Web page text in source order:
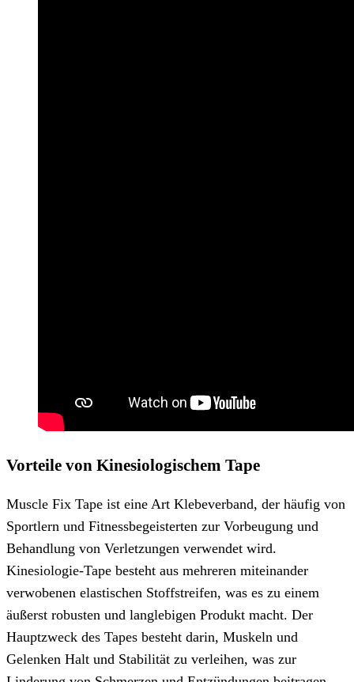
Vorteile von Kinesiologischem Tape
Muscle Fix Tape ist eine Art Klebeverband, der häufig von
Sportlern und Fitnessbegeisterten zur Vorbeugung und
Behandlung von Verletzungen verwendet wird.
Kinesiologie-Tape besteht aus mehreren miteinander
verwobenen elastischen Stoffstreifen, was es zu einem
äußerst robusten und langlebigen Produkt macht. Der
Hauptzweck des Tapes besteht darin, Muskeln und
Gelenken Halt und Stabilität zu verleihen, was zur